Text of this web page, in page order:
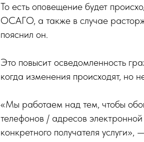
То есть оповещение будет
ОСАГО, а также в случае
пояснил он.
Это повысит осведомленность
когда изменения происходят, но
«Мы работаем над тем, чтобы
телефонов / адресов
конкретного получателя